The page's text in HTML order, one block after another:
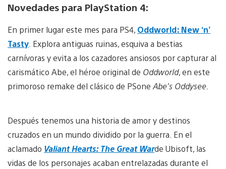
Novedades para PlayStation 4:
En primer lugar este mes para PS4, Oddworld: New ‘n’
Tasty. Explora antiguas ruinas, esquiva a bestias
carnívoras y evita a los cazadores ansiosos por capturar al
carismático Abe, el héroe original de Oddworld, en este
primoroso remake del clásico de PSoneAbe’s Oddysee.
Después tenemos una historia de amor y destinos
cruzados en un mundo dividido por la guerra. En el
aclamado Valiant Hearts: The Great Warde Ubisoft, las
vidas de los personajes acaban entrelazadas durante el